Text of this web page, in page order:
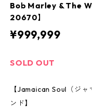
Bob Marley & The
20670】
¥999,999
SOLD OUT
【Jamaican Soul（ジ
ンド】